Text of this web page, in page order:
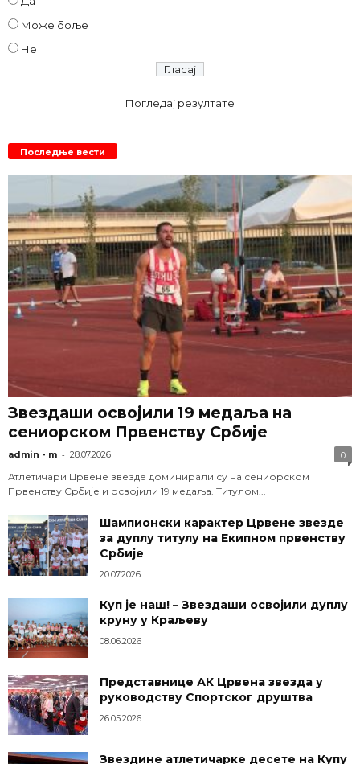
Може боље
Не
Погледај резултате
Последње вести
Звездаши освојили 19 медаља на
сениорском Првенству Србије
admin - m - 28.07.2026 0
Атлетичари Црвене звезде доминирали су на сениорском
Првенству Србије и освојили 19 медаља. Титулом...
Шампионски карактер Црвене звезде
за дуплу титулу на Екипном првенству
Србије
20.07.2026
Куп је наш! – Звездаши освојили дуплу
круну у Краљеву
08.06.2026
Представнице АК Црвена звезда у
руководству Спортског друштва
26.05.2026
Звездине атлетичарке десете на Купу